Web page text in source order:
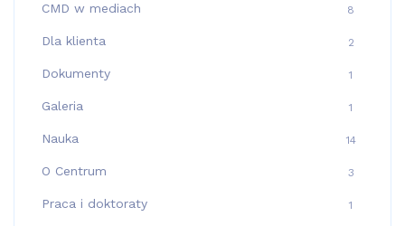
CMD w mediach 8
Dla klienta 2
Dokumenty 1
Galeria 1
Nauka 14
O Centrum 3
Praca i doktoraty 1